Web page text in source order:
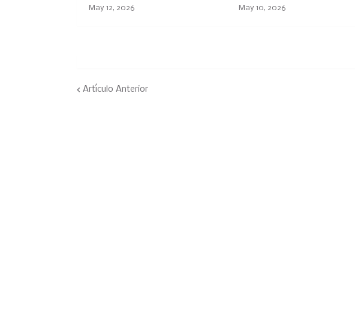
May 12, 2026 May 10, 2026
Artículo Anterior